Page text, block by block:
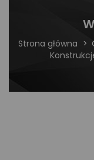
Strona główna